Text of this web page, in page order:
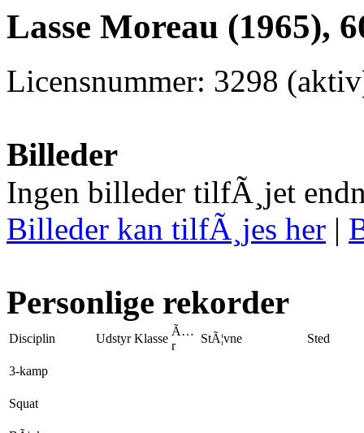
Lasse Moreau (1965),
Licensnummer: 3298
Billeder
Ingen billeder tilfÃ¸jet
Billeder kan tilfÃ¸jes her |
Personlige rekorder
Disciplin Udstyr Klasse
Ã…
r
StÃ¦vne Sted
3-kamp
Squat